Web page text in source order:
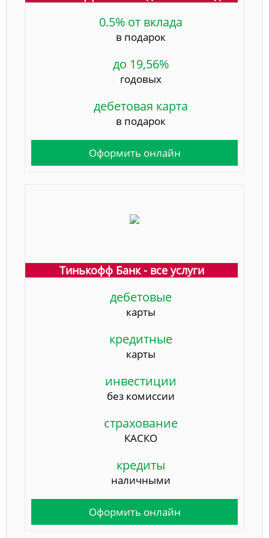
0.5% от вклада
в подарок
до 19,56%
годовых
дебетовая карта
в подарок
Оформить онлайн
Тинькофф Банк - все услуги
дебетовые
карты
кредитные
карты
инвестиции
без комиссии
страхование
КАСКО
кредиты
наличными
Оформить онлайн